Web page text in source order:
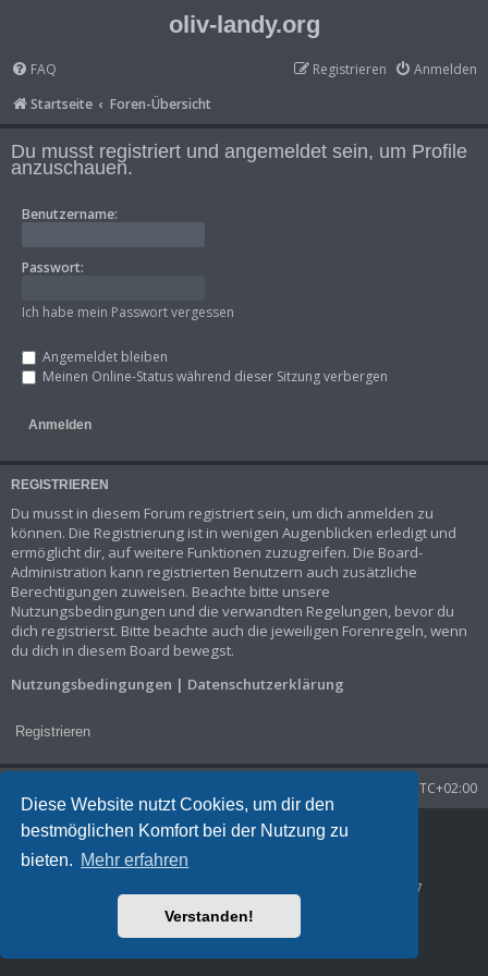
Diese Website nutzt Cookies, um dir den
bestmöglichen Komfort bei der Nutzung zu
bieten. Mehr erfahren
Verstanden!
oliv-landy.org
FAQ Anmelden
Registrieren
Startseite
Foren-Übersicht
Du musst registriert und angemeldet sein, um Profile
anzuschauen.
Benutzername:
Passwort:
Ich habe mein Passwort vergessen
Angemeldet bleiben
Meinen Online-Status während dieser Sitzung verbergen
REGISTRIEREN
Du musst in diesem Forum registriert sein, um dich anmelden zu
können. Die Registrierung ist in wenigen Augenblicken erledigt und
ermöglicht dir, auf weitere Funktionen zuzugreifen. Die Board-
Administration kann registrierten Benutzern auch zusätzliche
Berechtigungen zuweisen. Beachte bitte unsere
Nutzungsbedingungen und die verwandten Regelungen, bevor du
dich registrierst. Bitte beachte auch die jeweiligen Forenregeln, wenn
du dich in diesem Board bewegst.
Nutzungsbedingungen | Datenschutzerklärung
Registrieren
UTC+02:00
Powered byphpBB ® Forum Software © phpBB Limited
Datenschutz
Queries: 7